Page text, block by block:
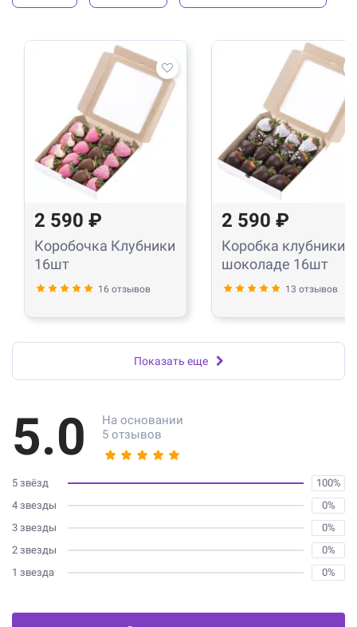
2 590 ₽
Коробочка Клубники
16шт
16 отзывов
2 590 ₽
Коробка клубники в
шоколаде 16шт
13 отзывов
Показать еще
5.0
На основании
5 отзывов
5 звёзд
100%
4 звезды
0%
3 звезды
0%
2 звезды
0%
1 звезда
0%